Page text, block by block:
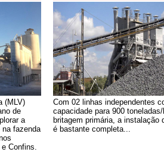
(MLV)
de
a
fazenda
Confins.
Com 02 linhas independentes
capacidade para 900
britagem primária, a instalação
é bastante completa...